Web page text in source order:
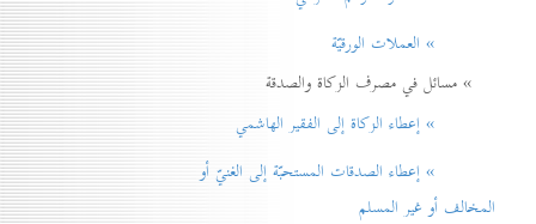
» العملات الورقيّة
» مسائل في مصرف الزكاة والصدقة
» إعطاء الزكاة إلی الفقير الهاشمي
» إعطاء الصدقات المستحبّة إلی الغنيّ أو
المخالف أو غير المسلم